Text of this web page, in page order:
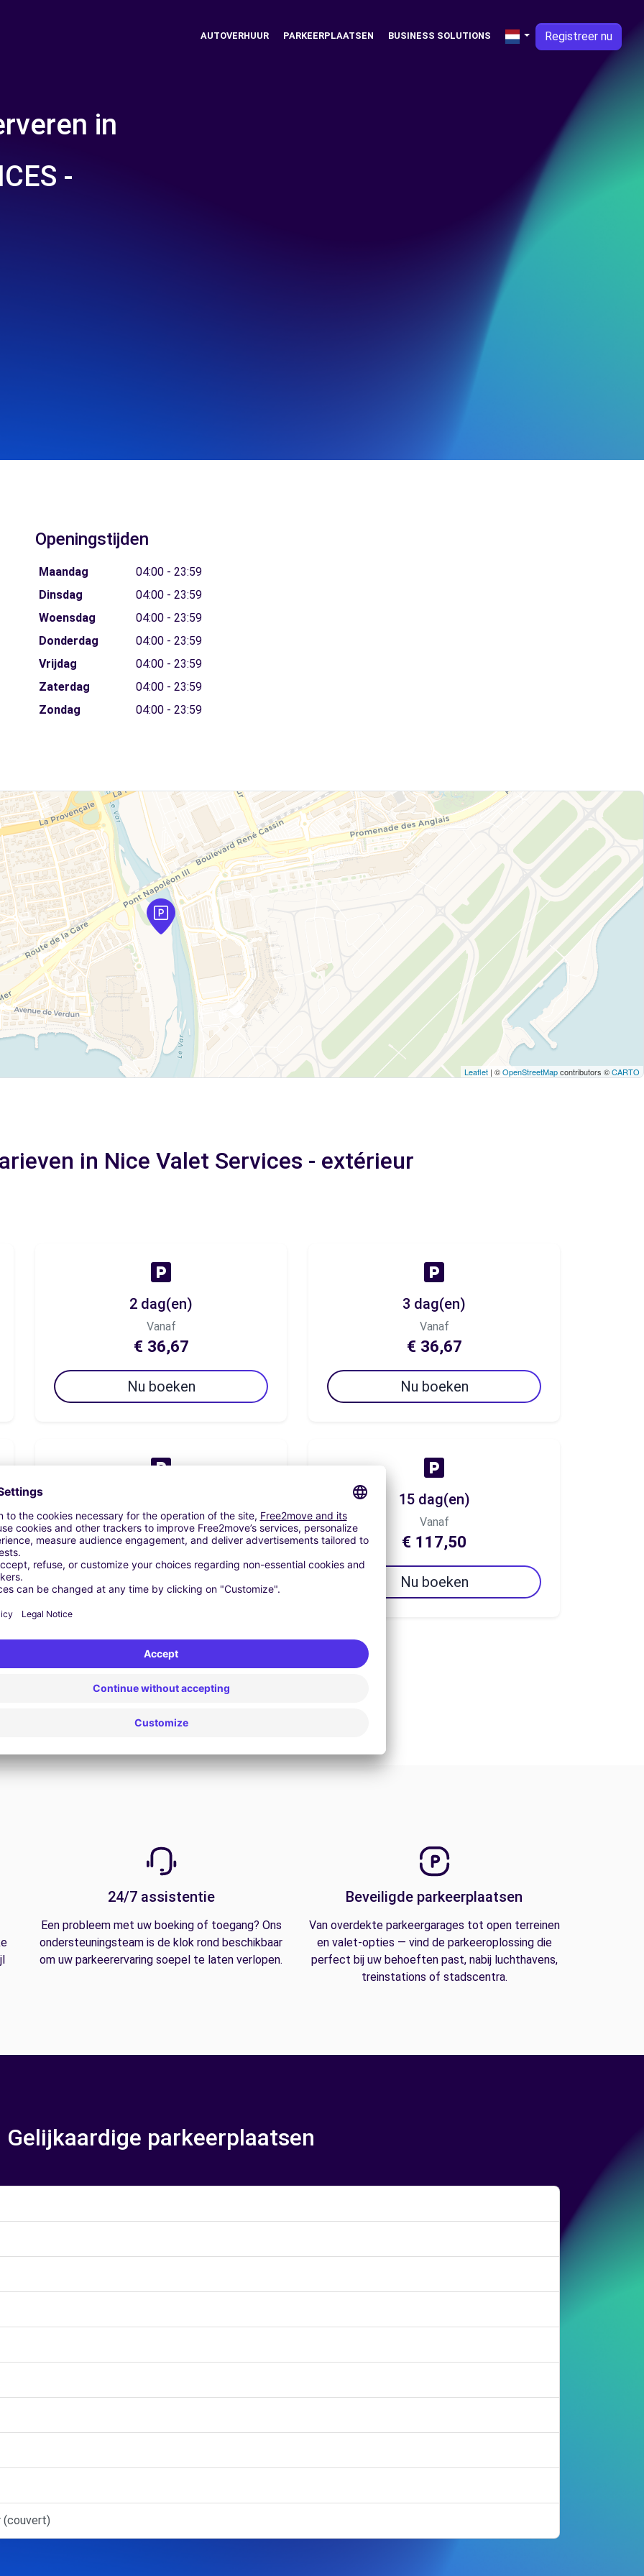
AUTOVERHUUR PARKEERPLAATSEN BUSINESS SOLUTIONS Registreer nu
in
-
Openingstijden
Maandag
04:00 - 23:59
Dinsdag
04:00 - 23:59
Woensdag
04:00 - 23:59
Donderdag
04:00 - 23:59
Vrijdag
04:00 - 23:59
Zaterdag
04:00 - 23:59
Zondag
04:00 - 23:59
Leaflet | ©OpenStreetMapcontributors ©CARTO
in Nice Valet Services - extérieur
2 dag(en)
Vanaf
€ 36,67
Nu boeken
3 dag(en)
Vanaf
€ 36,67
Nu boeken
Vanaf
€ 70,00
Nu boeken
15 dag(en)
Vanaf
€ 117,50
Nu boeken
Bekijk alle aanbiedingen
24/7 assistentie
Een probleem met uw boeking of toegang? Ons
ondersteuningsteam is de klok rond beschikbaar
om uw parkeerervaring soepel te laten verlopen.
Beveiligde parkeerplaatsen
Van overdekte parkeergarages tot open terreinen
en valet-opties — vind de parkeeroplossing die
perfect bij uw behoeften past, nabij luchthavens,
treinstations of stadscentra.
Gelijkaardige parkeerplaatsen
(couvert)